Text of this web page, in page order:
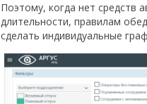
Поэтому, когда нет средств
длительности, правилам
сделать индивидуальные